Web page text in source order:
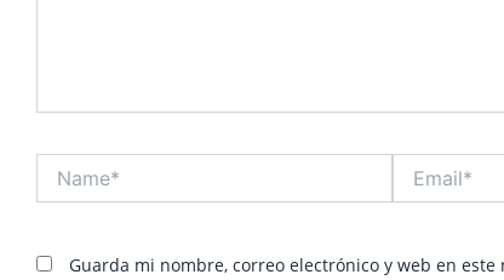
Guarda mi nombre, correo electrónico y web en